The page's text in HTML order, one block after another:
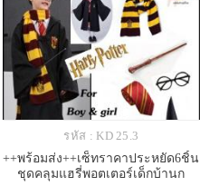
รหัส : KD 25.3
++พร้อมส่ง++เซ็ทราคาประหยัด6ชิ้น
ชุดคลุมแฮรี่พอตเตอร์เด็กบ้านก